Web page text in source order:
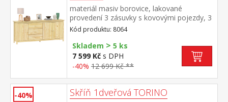
materiál masiv borovice, lakované
provedení 3 zásuvky s kovovými pojezdy, 3
plné dveře, 2 police maximální nosnosti
uvedeny v návodu k montáži
Kód produktu: 8064
Skladem > 5 ks
7 599 Kč s DPH
-40% 12 699 Kč **
-40% Skříň 1dveřová TORINO